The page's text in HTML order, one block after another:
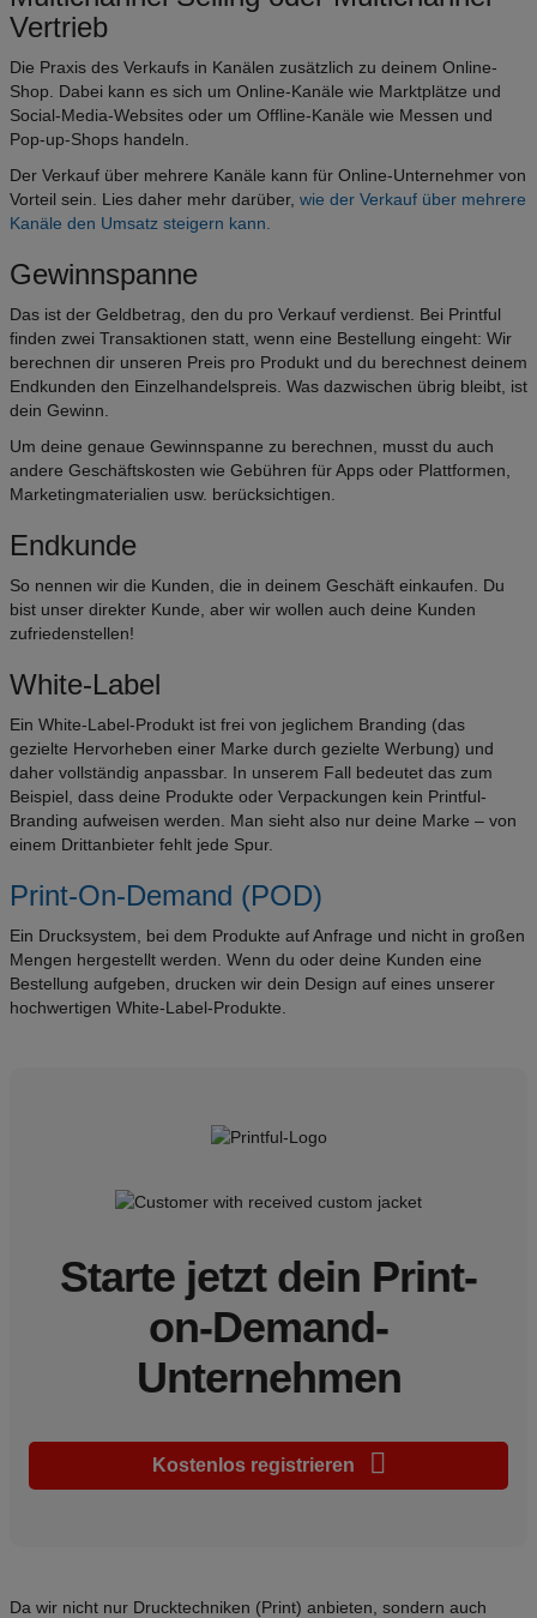
Vertrieb
Die Praxis des Verkaufs in Kanälen zusätzlich zu deinem Online-
Shop. Dabei kann es sich um Online-Kanäle wie Marktplätze und
Social-Media-Websites oder um Offline-Kanäle wie Messen und
Pop-up-Shops handeln.
Der Verkauf über mehrere Kanäle kann für Online-Unternehmer von
Vorteil sein. Lies daher mehr darüber, wie der Verkauf über mehrere
Kanäle den Umsatz steigern kann.
Gewinnspanne
Das ist der Geldbetrag, den du pro Verkauf verdienst. Bei Printful
finden zwei Transaktionen statt, wenn eine Bestellung eingeht: Wir
berechnen dir unseren Preis pro Produkt und du berechnest deinem
Endkunden den Einzelhandelspreis. Was dazwischen übrig bleibt, ist
dein Gewinn.
Um deine genaue Gewinnspanne zu berechnen, musst du auch
andere Geschäftskosten wie Gebühren für Apps oder Plattformen,
Marketingmaterialien usw. berücksichtigen.
Endkunde
So nennen wir die Kunden, die in deinem Geschäft einkaufen. Du
bist unser direkter Kunde, aber wir wollen auch deine Kunden
zufriedenstellen!
White-Label
Ein White-Label-Produkt ist frei von jeglichem Branding (das
gezielte Hervorheben einer Marke durch gezielte Werbung) und
daher vollständig anpassbar. In unserem Fall bedeutet das zum
Beispiel, dass deine Produkte oder Verpackungen kein Printful-
Branding aufweisen werden. Man sieht also nur deine Marke – von
einem Drittanbieter fehlt jede Spur.
Print-On-Demand (POD)
Ein Drucksystem, bei dem Produkte auf Anfrage und nicht in großen
Mengen hergestellt werden. Wenn du oder deine Kunden eine
Bestellung aufgeben, drucken wir dein Design auf eines unserer
hochwertigen White-Label-Produkte.
Starte jetzt dein Print-
on-Demand-
Unternehmen
Kostenlos registrieren
Da wir nicht nur Drucktechniken (Print) anbieten, sondern auch